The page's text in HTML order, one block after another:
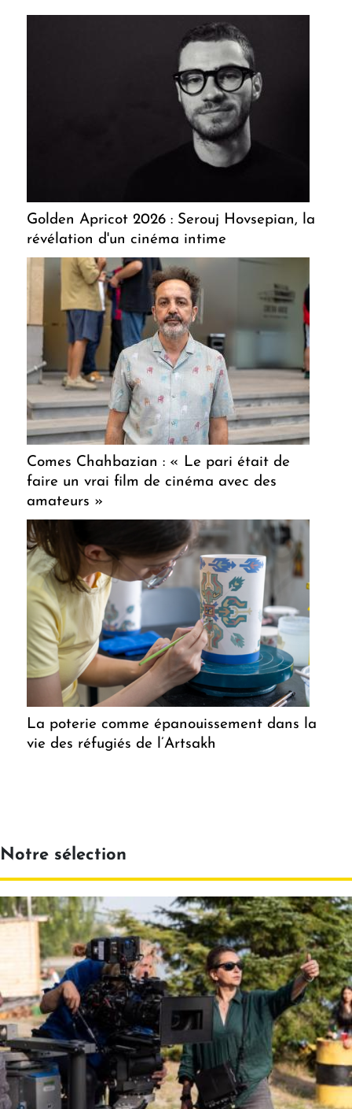
Golden Apricot 2026 : Serouj Hovsepian, la
révélation d'un cinéma intime
Comes Chahbazian : « Le pari était de
faire un vrai film de cinéma avec des
amateurs »
La poterie comme épanouissement dans la
vie des réfugiés de l’Artsakh
Notre sélection